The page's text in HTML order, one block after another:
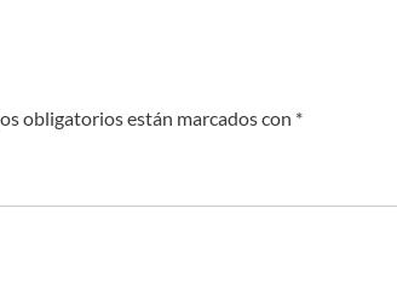
obligatorios están marcados con *